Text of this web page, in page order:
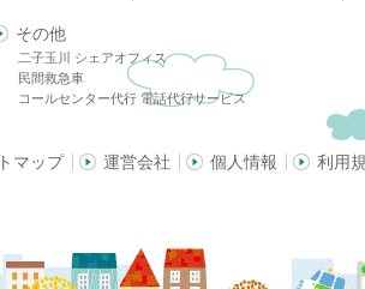
その他
二子玉川 シェアオフィス
民間救急車
コールセンター代行 電話代行サービス
マップ 運営会社 個人情報 利用